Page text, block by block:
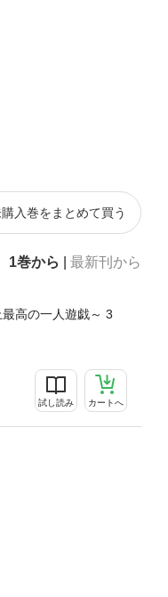
入巻をまとめて買う
1巻から 最新刊から
高の一人遊戯～ 3
試し読み カートへ